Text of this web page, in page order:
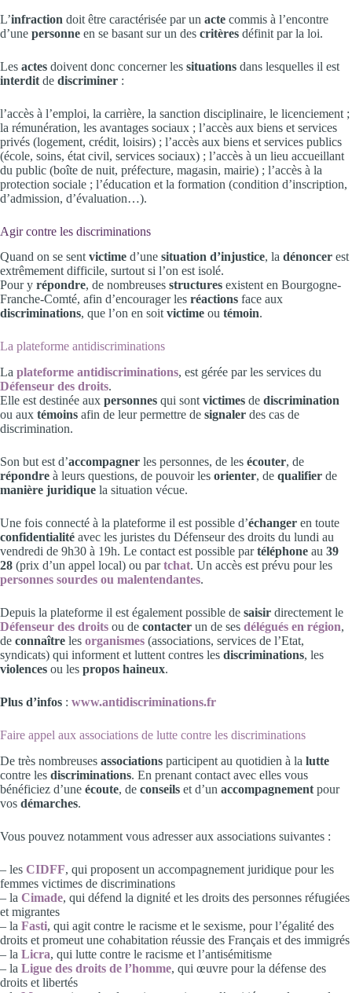
L’infraction doit être caractérisée par un acte commis à l’encontre
d’une personne en se basant sur un des critères définit par la loi.
Les actes doivent donc concerner les situations dans lesquelles il est
interdit de discriminer :
l’accès à l’emploi, la carrière, la sanction disciplinaire, le licenciement ;
la rémunération, les avantages sociaux ; l’accès aux biens et services
privés (logement, crédit, loisirs) ; l’accès aux biens et services publics
(école, soins, état civil, services sociaux) ; l’accès à un lieu accueillant
du public (boîte de nuit, préfecture, magasin, mairie) ; l’accès à la
protection sociale ; l’éducation et la formation (condition d’inscription,
d’admission, d’évaluation…).
Agir contre les discriminations
Quand on se sent victime d’une situation d’injustice, la dénoncer est
extrêmement difficile, surtout si l’on est isolé.
Pour y répondre, de nombreuses structures existent en Bourgogne-
Franche-Comté, afin d’encourager les réactions face aux
discriminations, que l’on en soit victime ou témoin.
La plateforme antidiscriminations
La plateforme antidiscriminations, est gérée par les services du
Défenseur des droits.
Elle est destinée aux personnes qui sont victimes de discrimination
ou aux témoins afin de leur permettre de signaler des cas de
discrimination.
Son but est d’accompagner les personnes, de les écouter, de
répondre à leurs questions, de pouvoir les orienter, de qualifier de
manière juridique la situation vécue.
Une fois connecté à la plateforme il est possible d’échanger en toute
confidentialité avec les juristes du Défenseur des droits du lundi au
vendredi de 9h30 à 19h. Le contact est possible partéléphone au 39
28 (prix d’un appel local) ou partchat. Un accès est prévu pour les
personnes sourdes ou malentendantes.
Depuis la plateforme il est également possible de saisir directement le
Défenseur des droits ou de contacter un de ses délégués en région,
de connaître les organismes (associations, services de l’Etat,
syndicats) qui informent et luttent contres les discriminations, les
violences ou les propos haineux.
Plus d’infos : www.antidiscriminations.fr
Faire appel aux associations de lutte contre les discriminations
De très nombreuses associations participent au quotidien à la lutte
contre les discriminations. En prenant contact avec elles vous
bénéficiez d’une écoute, de conseils et d’un accompagnement pour
vos démarches.
Vous pouvez notamment vous adresser aux associations suivantes :
– les CIDFF, qui proposent un accompagnement juridique pour les
femmes victimes de discriminations
– la Cimade, qui défend la dignité et les droits des personnes réfugiées
et migrantes
– la Fasti, qui agit contre le racisme et le sexisme, pour l’égalité des
droits et promeut une cohabitation réussie des Français et des immigrés
– la Licra, qui lutte contre le racisme et l’antisémitisme
– la Ligue des droits de l’homme, qui œuvre pour la défense des
droits et libertés